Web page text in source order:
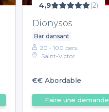
4,9 (2)
Dionysos
Bar dansant
20 - 100 pers.
Saint-Victor
€€ Abordable
Faire une demande